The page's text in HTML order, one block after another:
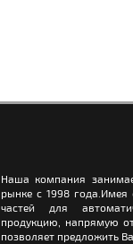
Наша компания
рынке с 1998
частей для
продукцию, напрямую
позволяет предложить